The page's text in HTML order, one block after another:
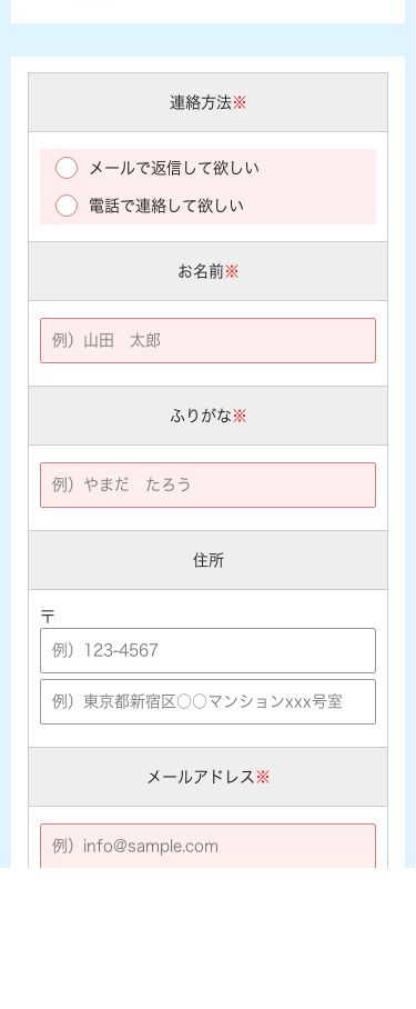
連絡方法※
メールで返信して欲しい
電話で連絡して欲しい
お名前※
ふりがな※
住所
〒
メールアドレス ※